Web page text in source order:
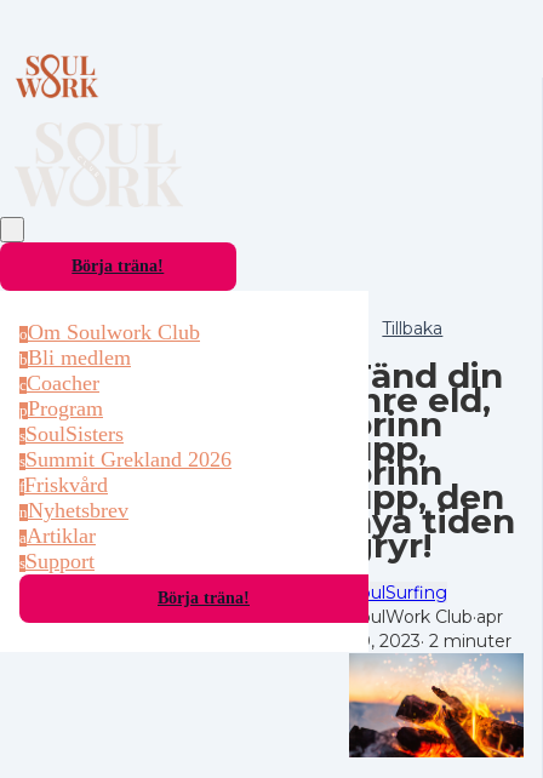
Börja träna!
oOm Soulwork Club
bBli medlem
cCoacher
pProgram
sSoulSisters
sSummit Grekland 2026
fFriskvård
nNyhetsbrev
aArtiklar
sSupport
Börja träna!
Tillbaka
Tänd din
inre eld,
brinn
upp,
brinn
upp, den
nya tiden
gryr!
SoulSurfing
SoulWork Club·apr
30, 2023· 2 minuter